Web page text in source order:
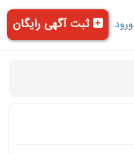
ورود ثبت آگهی رایگان